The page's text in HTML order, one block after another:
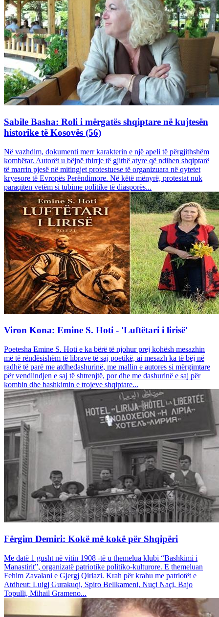
Sabile Basha: Roli i mërgatës shqiptare në kujtesën
historike të Kosovës (56)
Në vazhdim, dokumenti merr karakterin e një apeli të përgjithshëm
kombëtar. Autorët u bëjnë thirrje të gjithë atyre që ndihen shqiptarë
të marrin pjesë në mitingjet protestuese të organizuara në qytetet
kryesore të Evropës Perëndimore. Në këtë mënyrë, protestat nuk
paraqiten vetëm si tubime politike të diasporës...
Viron Kona: Emine S. Hoti - 'Luftëtari i lirisë'
Poetesha Emine S. Hoti e ka bërë të njohur prej kohësh mesazhin
më të rëndësishëm të librave të saj poetikë, ai mesazh ka të bëj në
radhë të parë me atdhedashurinë, me mallin e autores si mërgimtare
për vendlindjen e saj të shtrenjtë, por dhe me dashurinë e saj për
kombin dhe bashkimin e trojeve shqiptare...
Fërgim Demiri: Kokë më kokë për Shqipëri
Me datë 1 gusht në vitin 1908 -të u themelua klubi “Bashkimi i
Manastirit”, organizatë patriotike politiko-kulturore. E themeluan
Fehim Zavalani e Gjergj Qiriazi. Krah për krahu me patriotët e
Atdheut: Luigj Gurakuqi, Spiro Bellkameni, Nuçi Naçi, Bajo
Topulli, Mihail Grameno...